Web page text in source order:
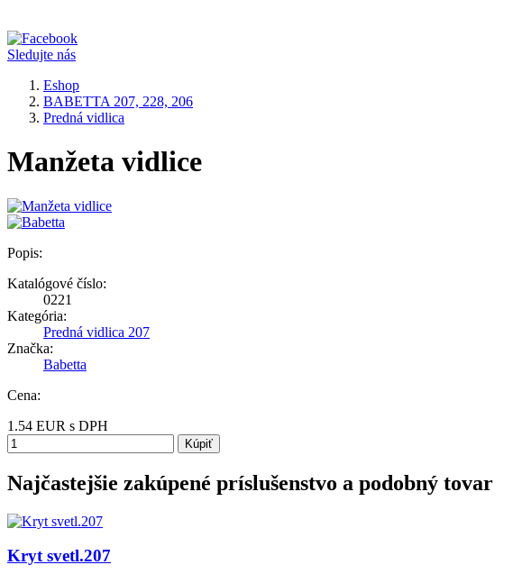
Sledujte nás
Eshop
BABETTA 207, 228, 206
Predná vidlica
Manžeta vidlice
Popis:
Katalógové číslo:
0221
Kategória:
Predná vidlica 207
Značka:
Babetta
Cena:
1.54 EUR s DPH
Kúpiť
Najčastejšie zakúpené príslušenstvo a podobný tovar
Kryt svetl.207